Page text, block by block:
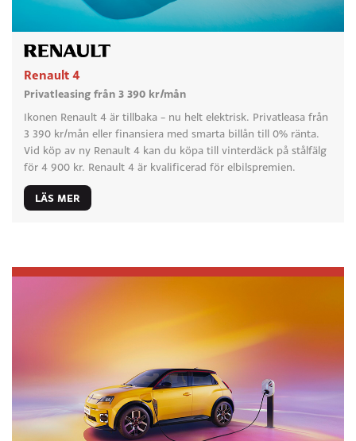
Renault 4
Privatleasing från 3 390 kr/mån
Ikonen Renault 4 är tillbaka – nu helt elektrisk. Privatleasa från
3 390 kr/mån eller finansiera med smarta billån till 0% ränta.
Vid köp av ny Renault 4 kan du köpa till vinterdäck på stålfälg
för 4 900 kr. Renault 4 är kvalificerad för elbilspremien.
LÄS MER